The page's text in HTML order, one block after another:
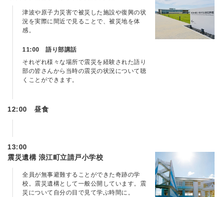
津波や原子力災害で被災した施設や復興の状
況を実際に間近で見ることで、被災地を体
感。
11:00 語り部講話
それぞれ様々な場所で震災を経験された語り
部の皆さんから当時の震災の状況について聴
くことができます。
12:00 昼食
13:00
震災遺構 浪江町立請戸小学校
全員が無事避難することができた奇跡の学
校。震災遺構として一般公開しています。震
災について自分の目で見て学ぶ時間に。